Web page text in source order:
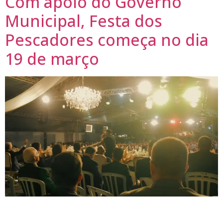
Municipal, Festa dos
Pescadores começa no dia
19 de março